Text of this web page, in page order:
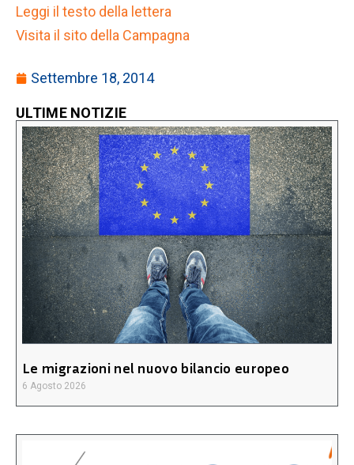
Leggi il testo della lettera
Visita il sito della Campagna
Settembre 18, 2014
ULTIME NOTIZIE
Le migrazioni nel nuovo bilancio europeo
6 Agosto 2026